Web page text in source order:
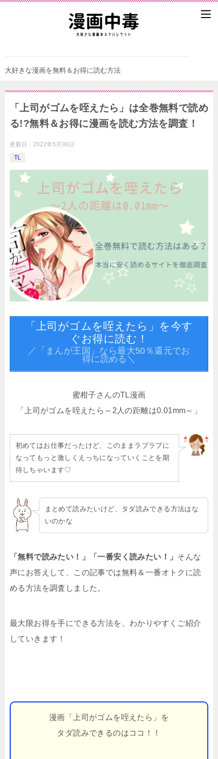
大好きな漫画を無料＆お得に読む方法
「上司がゴムを咥えたら」は全巻無料で読め
る!?無料＆お得に漫画を読む⽅法を調査！
更新日： 2022年5月30日
TL
「上司がゴムを咥えたら」を今す
ぐお得に読む！
／「まんが王国」なら最大50％還元でお
得に読める＼
蜜柑子さんのTL漫画
「上司がゴムを咥えたら～2人の距離は0.01mm～」
初めてはお仕事だったけど、このままラブラブに
なってもっと激しくえっちになっていくことを期
待しちゃいます♡
まとめて読みたいけど、タダ読みできる方法はな
いのかな
「無料で読みたい！」「一番安く読みたい！」 そんな
声にお答えして、この記事では無料＆一番オトクに読
める方法を調査しました。
最大限お得を手にできる方法を、わかりやすくご紹介
していきます！
漫画「上司がゴムを咥えたら」を
タダ読みできるのはココ！！